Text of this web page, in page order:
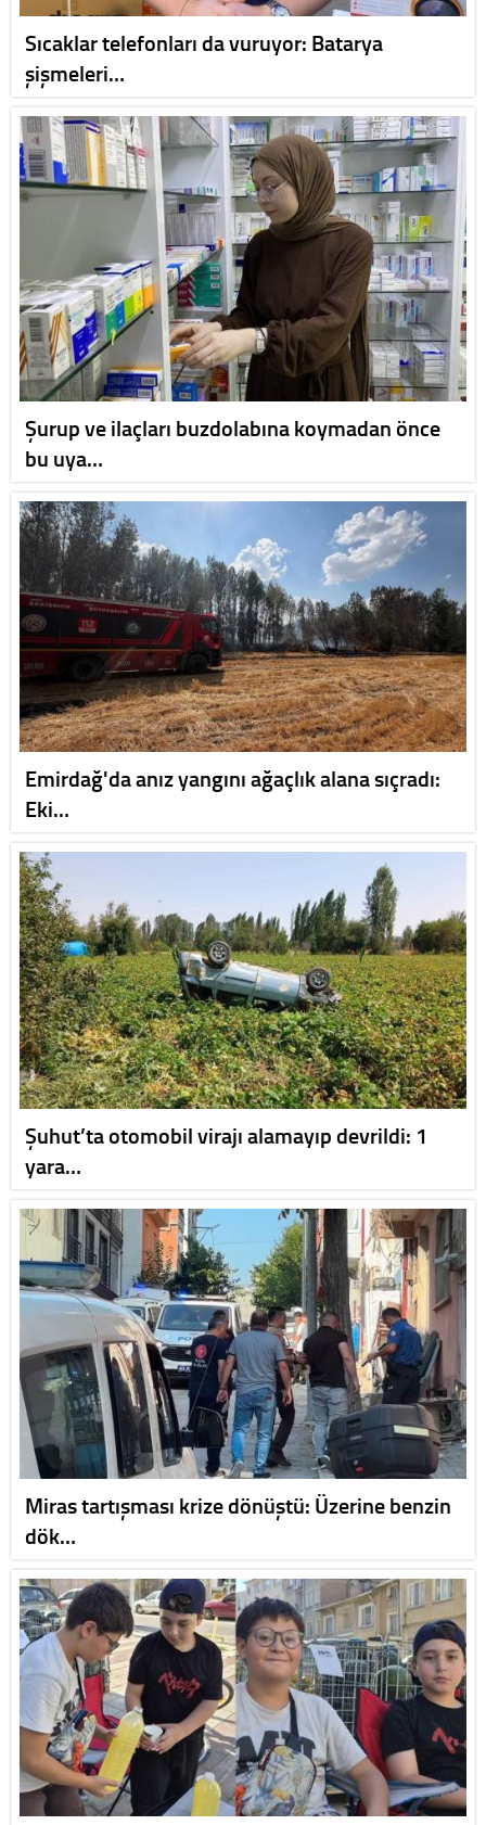
Sıcaklar telefonları da vuruyor: Batarya
şişmeleri…
Şurup ve ilaçları buzdolabına koymadan önce
bu uya…
Emirdağ'da anız yangını ağaçlık alana sıçradı:
Eki…
Şuhut’ta otomobil virajı alamayıp devrildi: 1
yara…
Miras tartışması krize dönüştü: Üzerine benzin
dök…